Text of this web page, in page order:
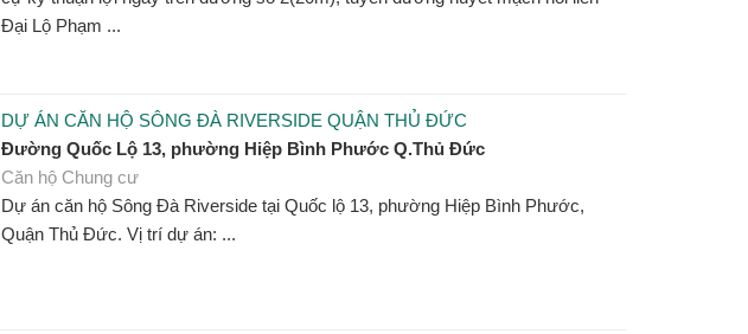
Đại Lộ Phạm ...
DỰ ÁN CĂN HỘ SÔNG ĐÀ RIVERSIDE QUẬN THỦ ĐỨC
Đường Quốc Lộ 13, phường Hiệp Bình Phước Q.Thủ Đức
Căn hộ Chung cư
Dự án căn hộ Sông Đà Riverside tại Quốc lộ 13, phường Hiệp Bình Phước,
Quận Thủ Đức. Vị trí dự án: ...